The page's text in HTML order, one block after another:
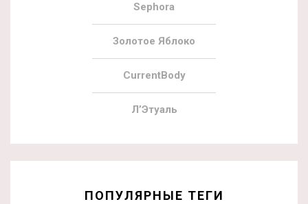
Sephora
Золотое Яблоко
CurrentBody
Л’Этуаль
ПОПУЛЯРНЫЕ ТЕГИ